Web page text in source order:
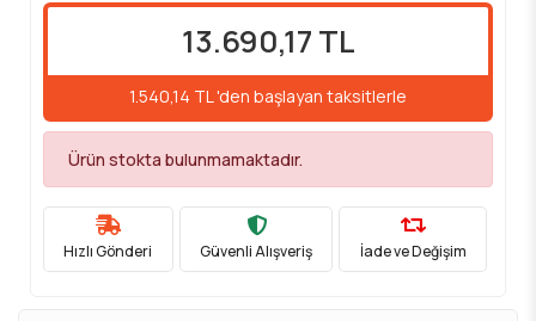
13.690,17 TL
1.540,14 TL 'den başlayan taksitlerle
Ürün stokta bulunmamaktadır.
Hızlı Gönderi Güvenli Alışveriş İade ve Değişim